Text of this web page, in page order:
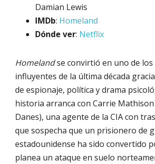
Damian Lewis
IMDb: Homeland
Dónde ver: Netflix
Homelandse convirtió en uno de
influyentes de la última década
de espionaje, política y drama
historia arranca con Carrie Mathison
Danes), una agente de la CIA con
que sospecha que un prisionero de
estadounidense ha sido convertido
planea un ataque en suelo